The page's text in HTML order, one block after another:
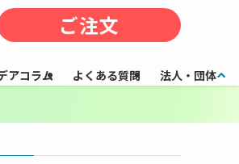
ご注文
アコラム よくある質問 法人・団体